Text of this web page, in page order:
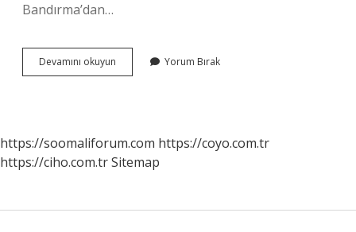
Bandırma’dan…
Devamını okuyun Bandırma
Erdek
Yorum Bırak
https://soomaliforum.com https://coyo.com.tr
https://ciho.com.trSitemap